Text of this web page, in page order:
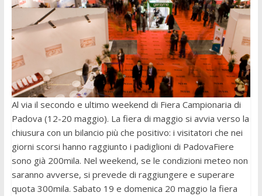
Al via il secondo e ultimo weekend di Fiera Campionaria di
Padova (12-20 maggio). La fiera di maggio si avvia verso la
chiusura con un bilancio più che positivo: i visitatori che nei
giorni scorsi hanno raggiunto i padiglioni di PadovaFiere
sono già 200mila. Nel weekend, se le condizioni meteo non
saranno avverse, si prevede di raggiungere e superare
quota 300mila. Sabato 19 e domenica 20 maggio la fiera